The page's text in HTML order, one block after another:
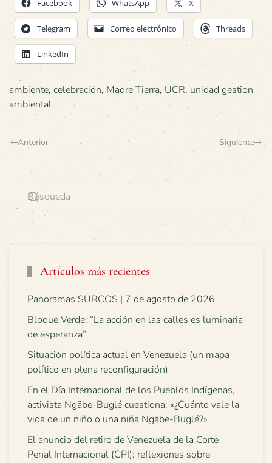
Facebook WhatsApp X
Telegram Correo electrónico Threads
LinkedIn
ambiente, celebración, Madre Tierra, UCR, unidad gestion
ambiental
Anterior Siguiente
Artículos más recientes
Panoramas SURCOS | 7 de agosto de 2026
Bloque Verde: “La acción en las calles es luminaria
de esperanza”
Situación política actual en Venezuela (un mapa
político en plena reconfiguración)
En el Día Internacional de los Pueblos Indígenas,
activista Ngäbe-Buglé cuestiona: «¿Cuánto vale la
vida de un niño o una niña Ngäbe-Buglé?»
El anuncio del retiro de Venezuela de la Corte
Penal Internacional (CPI): reflexiones sobre